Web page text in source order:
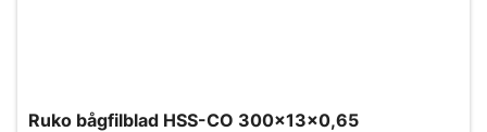
Ruko bågfilblad HSS-CO 300x13x0,65